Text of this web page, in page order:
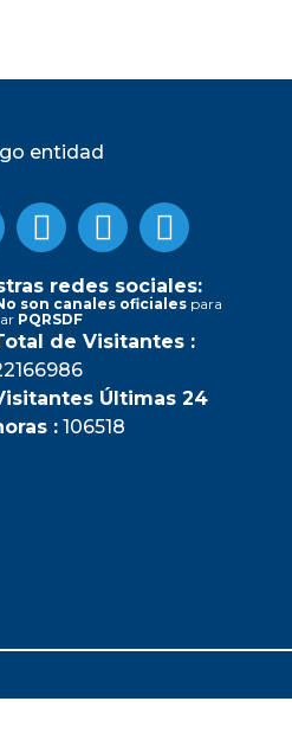
redes sociales:
son canales oficiales para
PQRSDF
de Visitantes :
Últimas 24
: 106518